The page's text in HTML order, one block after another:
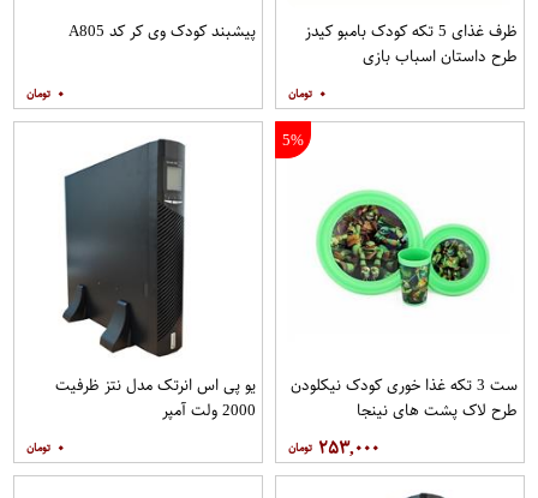
ظرف غذای 5 تکه کودک بامبو کیدز
طرح داستان اسباب بازی
۰
پیشبند کودک وی کر کد A805
۰
5%
ست 3 تکه غذا خوری کودک نیکلودن
طرح لاک پشت های نینجا
۲۵۳,۰۰۰
یو پی اس انرتک مدل نتز ظرفیت
2000 ولت آمپر
۰